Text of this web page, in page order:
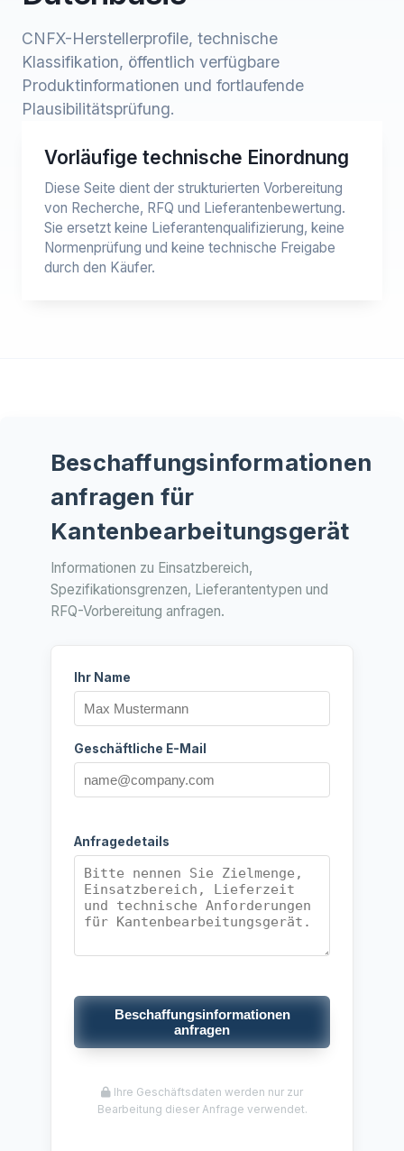
CNFX-Herstellerprofile, technische
Klassifikation, öffentlich verfügbare
Produktinformationen und fortlaufende
Plausibilitätsprüfung.
Vorläufige technische Einordnung
Diese Seite dient der strukturierten Vorbereitung
von Recherche, RFQ und Lieferantenbewertung.
Sie ersetzt keine Lieferantenqualifizierung, keine
Normenprüfung und keine technische Freigabe
durch den Käufer.
Beschaffungsinformationen
anfragen für
Kantenbearbeitungsgerät
Informationen zu Einsatzbereich,
Spezifikationsgrenzen, Lieferantentypen und
RFQ-Vorbereitung anfragen.
Ihr Name
Geschäftliche E-Mail
Anfragedetails
Beschaffungsinformationen
anfragen
Ihre Geschäftsdaten werden nur zur
Bearbeitung dieser Anfrage verwendet.